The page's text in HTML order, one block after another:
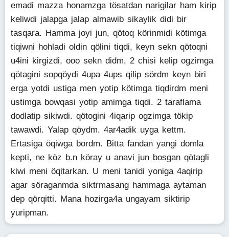
emadi mazza honamzga tösatdan narigilar ham kirip
keliwdi jalapga jalap almawib sikaylik didi bir
tasqara. Hamma joyi jun, qötoq körinmidi kötimga
tiqiwni hohladi oldin qölini tiqdi, keyn sekn qötoqni
u4ini kirgizdi, ooo sekn didm, 2 chisi kelip ogzimga
qötagini sopqöydi 4upa 4ups qilip sördm keyn biri
erga yotdi ustiga men yotip kötimga tiqdirdm meni
ustimga bowqasi yotip amimga tiqdi. 2 taraflama
dodlatip sikiwdi. qötogini 4iqarip ogzimga tökip
tawawdi. Yalap qöydm. 4ar4adik uyga kettm.
Ertasiga öqiwga bordm. Bitta fandan yangi domla
kepti, ne köz b.n köray u anavi jun bosgan qötagli
kiwi meni öqitarkan. U meni tanidi yoniga 4aqirip
agar söraganmda siktrmasang hammaga aytaman
dep qörqitti. Mana hozirga4a ungayam siktirip
yuripman.